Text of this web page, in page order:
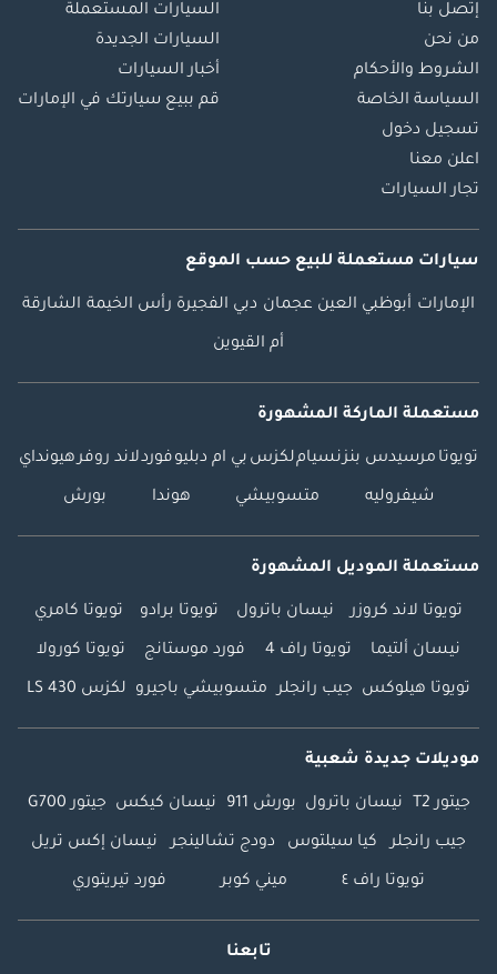
إتصل بنا
من نحن
الشروط والأحكام
السياسة الخاصة
تسجيل دخول
اعلن معنا
تجار السيارات
السيارات المستعملة
السيارات الجديدة
أخبار السيارات
قم ببيع سيارتك في الإمارات
سيارات مستعملة للبيع حسب الموقع
الإمارات أبوظبي العين عجمان دبي الفجيرة رأس الخيمة الشارقة
أم القيوين
مستعملة الماركة المشهورة
تويوتا مرسيدس بنزنسياملكزس بي ام دبليوفوردلاند روفرهيونداي
شيفروليه متسوبيشي هوندا بورش
مستعملة الموديل المشهورة
تويوتا لاند كروزر نيسان باترول تويوتا برادو تويوتا كامري
نيسان ألتيما تويوتا راف 4 فورد موستانج تويوتا كورولا
تويوتا هيلوكس جيب رانجلر متسوبيشي باجيرو لكزس LS 430
موديلات جديدة شعبية
جيتور T2 نيسان باترول بورش 911 نيسان كيكس جيتور G700
جيب رانجلر كيا سيلتوس دودج تشالينجر نيسان إكس تريل
تويوتا راف ٤ ميني كوبر فورد تيريتوري
تابعنا